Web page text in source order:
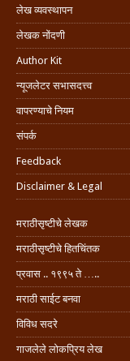
लेख व्यवस्थापन
लेखक नोंदणी
Author Kit
न्यूजलेटर सभासदत्त्व
वापरण्याचे नियम
संपर्क
Feedback
Disclaimer & Legal
मराठीसृष्टीचे लेखक
मराठीसृष्टीचे हितचिंतक
प्रवास .. १९९५ ते …..
मराठी साईट बनवा
विविध सदरे
गाजलेले लोकप्रिय लेख